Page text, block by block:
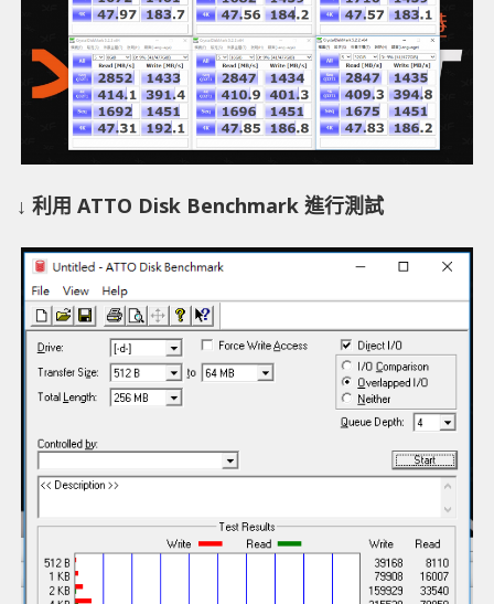
↓ 利用 ATTO Disk Benchmark 進行測試